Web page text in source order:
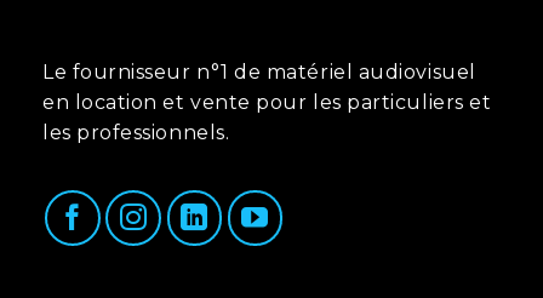
Le fournisseur n°1 de matériel audiovisuel
en location et vente pour les particuliers et
les professionnels.